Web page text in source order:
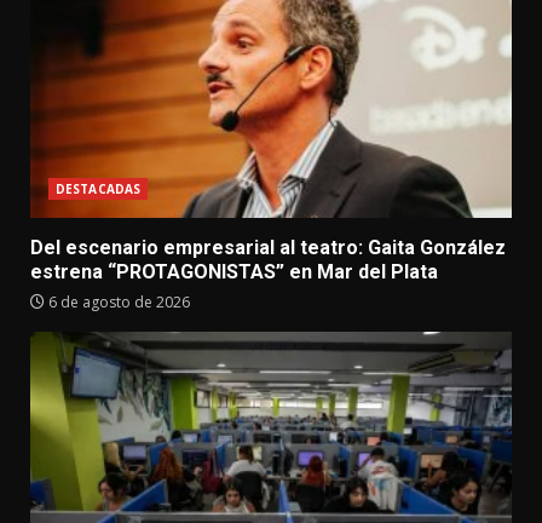
DESTACADAS
Del escenario empresarial al teatro: Gaita González
estrena “PROTAGONISTAS” en Mar del Plata
6 de agosto de 2026